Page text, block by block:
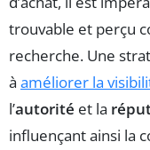
trouvable et perçu
recherche. Une
à améliorer la
l’autorité et la
influençant ainsi la